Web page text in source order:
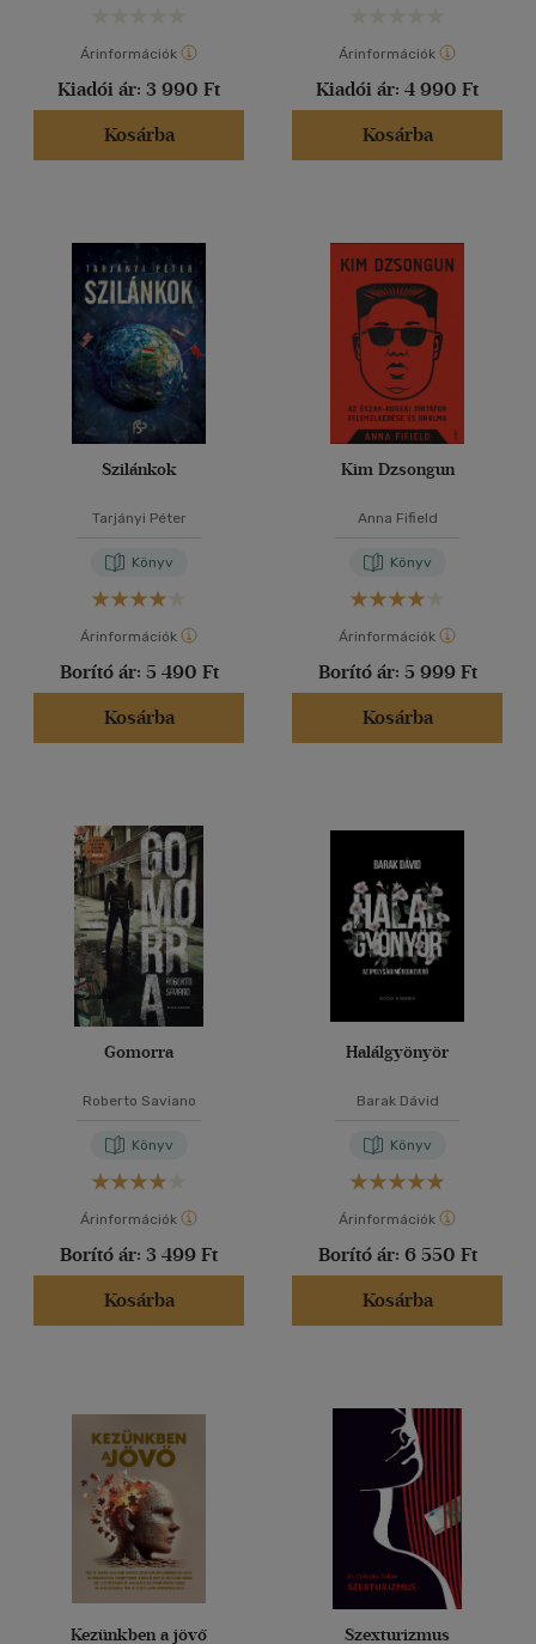
Árinformációk
Kiadói ár: 3 990 Ft
Kosárba
Árinformációk
Kiadói ár: 4 990 Ft
Kosárba
Szilánkok
Tarjányi Péter
Könyv
Árinformációk
Borító ár: 5 490 Ft
Kosárba
Kim Dzsongun
Anna Fifield
Könyv
Árinformációk
Borító ár: 5 999 Ft
Kosárba
Gomorra
Roberto Saviano
Könyv
Árinformációk
Borító ár: 3 499 Ft
Kosárba
Halálgyönyör
Barak Dávid
Könyv
Árinformációk
Borító ár: 6 550 Ft
Kosárba
Kezünkben a jövő Szexturizmus